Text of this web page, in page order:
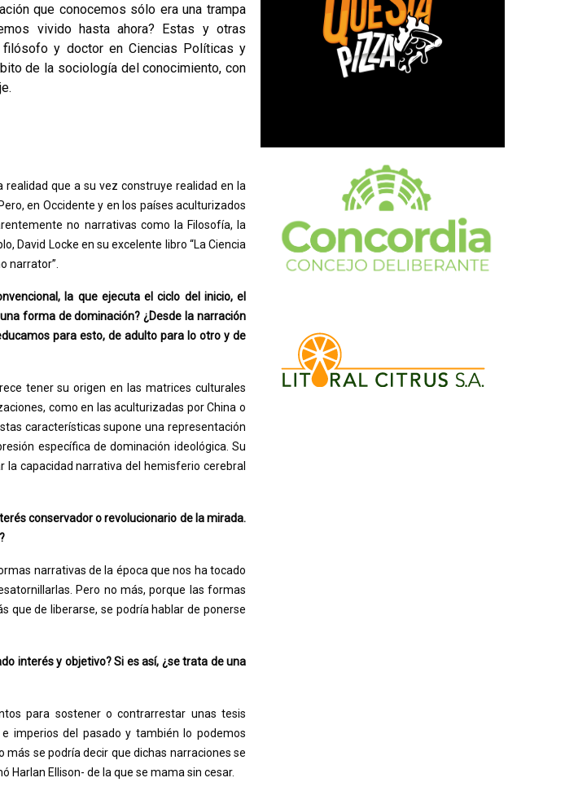
que conocemos sólo era una trampa
vivido hasta ahora? Estas y otras
filósofo y doctor en Ciencias Políticas y
de la sociología del conocimiento, con
que a su vez construye realidad en la
en Occidente y en los países aculturizados
no narrativas como la Filosofía, la
David Locke en su excelente libro “La Ciencia
narrator”.
la que ejecuta el ciclo del inicio, el
forma de dominación? ¿Desde la narración
para esto, de adulto para lo otro y de
tener su origen en las matrices culturales
como en las aculturizadas por China o
características supone una representación
específica de dominación ideológica. Su
capacidad narrativa del hemisferio cerebral
conservador o revolucionario de la mirada.
narrativas de la época que nos ha tocado
Pero no más, porque las formas
que de liberarse, se podría hablar de ponerse
interés y objetivo? Si es así, ¿se trata de una
para sostener o contrarrestar unas tesis
imperios del pasado y también lo podemos
se podría decir que dichas narraciones se
Harlan Ellison- de la que se mama sin cesar.